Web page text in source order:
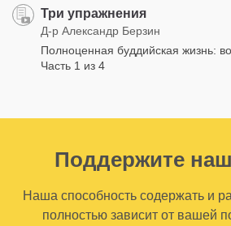
Три упражнения
Д-р Александр Берзин
Полноценная буддийская жизнь:
Часть 1 из 4
Поддержите
Наша способность содержать и
полностью зависит от вашей